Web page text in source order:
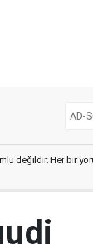
değildir. Her bir